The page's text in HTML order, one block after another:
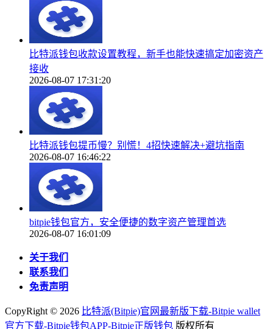
比特派钱包收款设置教程，新手也能快速搞定加密资产
接收
2026-08-07 17:31:20
比特派钱包提币慢？别慌！4招快速解决+避坑指南
2026-08-07 16:46:22
bitpie钱包官方，安全便捷的数字资产管理首选
2026-08-07 16:01:09
关于我们
联系我们
免责声明
CopyRight © 2026 比特派(Bitpie)官网最新版下载-Bitpie wallet
官方下载-Bitpie钱包APP-Bitpie正版钱包 版权所有